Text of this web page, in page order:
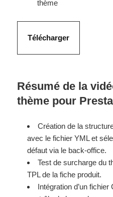
thème
Télécharger
Résumé de la
thème pour
Création de la
avec le fichier YML et
défaut via le back-office.
Test de surcharge du
TPL de la fiche produit.
Intégration d’un